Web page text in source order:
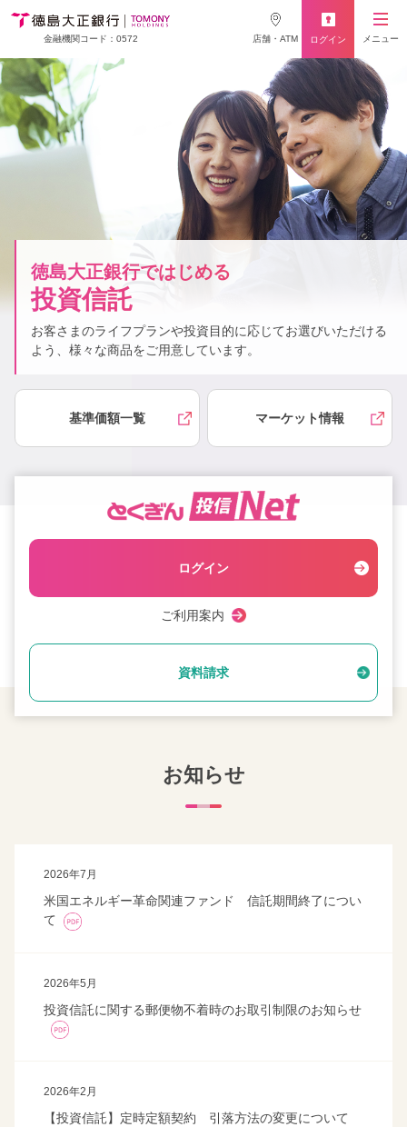
金融機関コード：0572 店舗・ATM ログイン メニュー
徳島大正銀行ではじめる
投資信託
お客さまのライフプランや投資目的に応じてお選びいただける
よう、様々な商品をご用意しています。
基準価額一覧 マーケット情報
ログイン
ご利用案内
資料請求
お知らせ
2026年7月
米国エネルギー革命関連ファンド 信託期間終了につい
て
2026年5月
投資信託に関する郵便物不着時のお取引制限のお知らせ
2026年2月
【投資信託】定時定額契約 引落方法の変更について